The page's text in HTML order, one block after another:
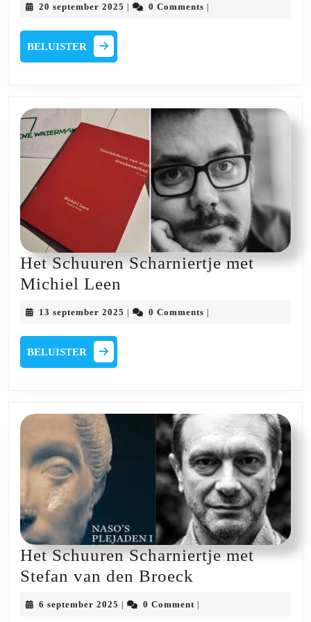
met
Ines
20 september 2025 20
| 0 Comments |
BELUISTER
Het Schuuren Scharniertje met
Michiel Leen
Schuuren
13 september 2025 13
0 Comments
BELUISTER
Het Schuuren Scharniertje met
Stefan van den Broeck
6 september 2025 6
0 Comment